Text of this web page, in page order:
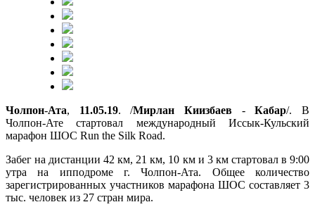
Чолпон-Ата, 11.05.19. /Мирлан Киизбаев -Кабар/. В
Чолпон-Ате стартовал международный Иссык-Кульский
марафон ШОС Run the Silk Road.
Забег на дистанции 42 км, 21 км, 10 км и 3 км стартовал в 9:00
утра на ипподроме г. Чолпон-Ата. Общее количество
зарегистрированных участников марафона ШОС составляет 3
тыс. человек из 27 стран мира.